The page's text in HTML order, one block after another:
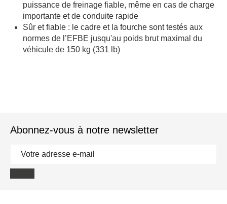
puissance de freinage fiable, même en cas de charge
importante et de conduite rapide
Sûr et fiable : le cadre et la fourche sont testés aux
normes de l’EFBE jusqu'au poids brut maximal du
véhicule de 150 kg (331 lb)
Abonnez-vous à notre newsletter